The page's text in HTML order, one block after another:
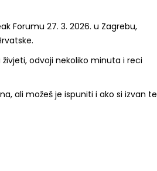
Forumu 27. 3. 2026. u Zagrebu,
odvoji nekoliko minuta i reci
ali možeš je ispuniti i ako si izvan te